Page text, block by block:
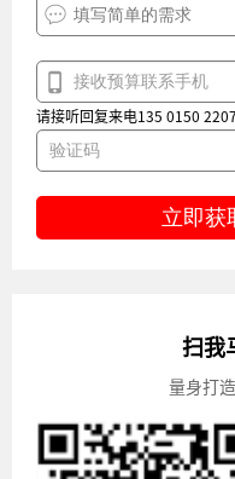
请接听回复来电135 0150 2207
立即获
扫我
量身打